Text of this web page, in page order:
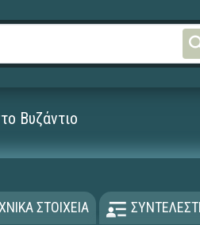
Βυζάντιο
ΣΤΟΙΧΕΙΑ